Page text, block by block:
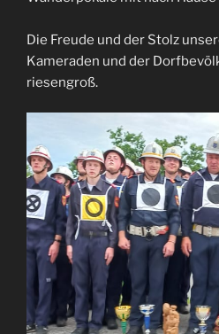
Die Freude und der Stolz
Kameraden und der
riesengroß.